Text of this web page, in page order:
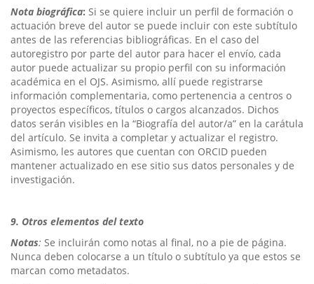
Nota biográfica: Si se quiere incluir un perfil de formación o
actuación breve del autor se puede incluir con este subtítulo
antes de las referencias bibliográficas. En el caso del
autoregistro por parte del autor para hacer el envío, cada
autor puede actualizar su propio perfil con su información
académica en el OJS. Asimismo, allí puede registrarse
información complementaria, como pertenencia a centros o
proyectos específicos, títulos o cargos alcanzados. Dichos
datos serán visibles en la “Biografía del autor/a” en la carátula
del artículo. Se invita a completar y actualizar el registro.
Asimismo, les autores que cuentan con ORCID pueden
mantener actualizado en ese sitio sus datos personales y de
investigación.
9. Otros elementos del texto
Notas: Se incluirán como notas al final, no a pie de página.
Nunca deben colocarse a un título o subtítulo ya que estos se
marcan como metadatos.